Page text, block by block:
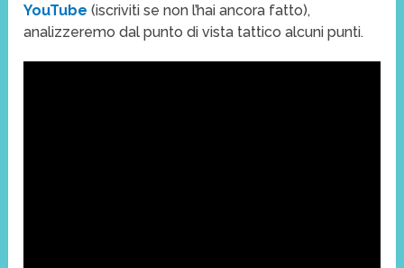
YouTube (iscriviti se non l’hai ancora fatto),
analizzeremo dal punto di vista tattico alcuni punti.